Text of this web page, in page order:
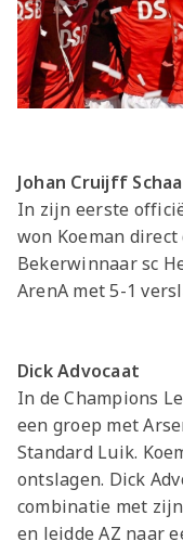
Johan Cruijff
In zijn eerste
won Koeman direct
Bekerwinnaar sc
ArenA met 5-1
Dick Advocaat
In de Champions
een groep met
Standard Luik.
ontslagen. Dick
combinatie met
en leidde AZ naar